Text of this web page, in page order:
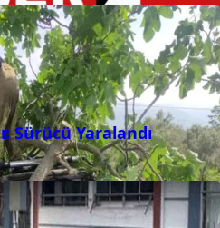
Sürücü Yaralandı